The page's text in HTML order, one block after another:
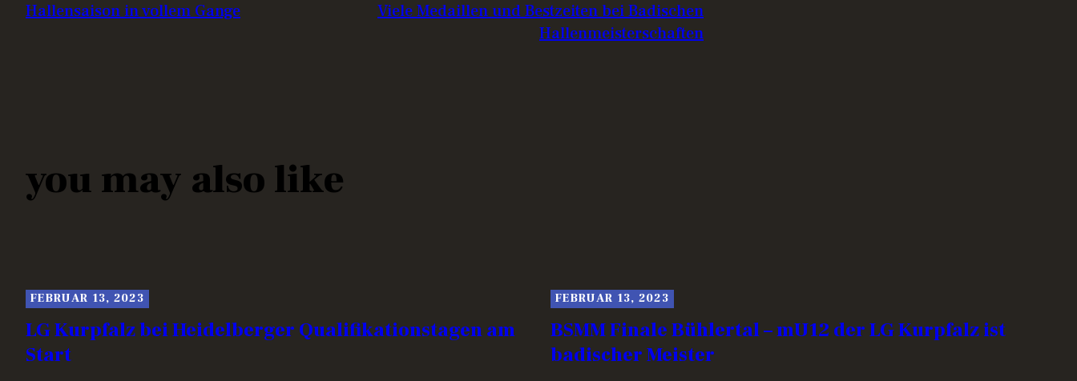
NAVIGATION
Hallensaison in vollem Gange
Viele Medaillen und Bestzeiten bei Badischen
Hallenmeisterschaften
you may also like
FEBRUAR 13, 2023
LG Kurpfalz bei Heidelberger Qualifikationstagen am
Start
FEBRUAR 13, 2023
BSMM Finale Bühlertal – mU12 der LG Kurpfalz ist
badischer Meister